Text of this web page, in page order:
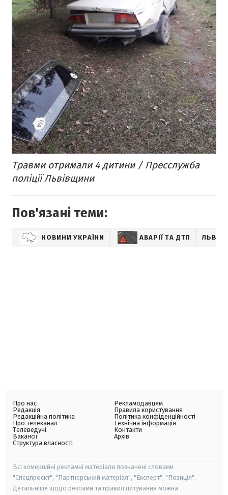
Травми отримали 4 дитини / Пресслужба
поліції Львівщини
Пов'язані теми:
НОВИНИ УКРАЇНИ АВАРІЇ ТА ДТП ЛЬВІВ
Про нас
Редакція
Редакційна політика
Про телеканал
Телеведучі
Вакансії
Структура власності
Рекламодавцям
Правила користування
Політика конфіденційності
Технічна інформація
Контакти
Архів
Всі комерційні рекламні матеріали позначені словами
"Спецпроєкт", "Партнерський матеріал", "Експерт", "Позиція".
Детальніше щодо реклами та правил цитування можна